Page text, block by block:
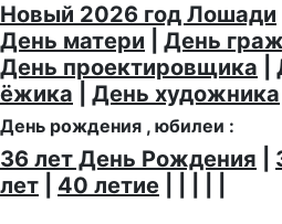
Новый 2026 год Лошади
День матери
День
День проектировщика
ёжика
День художника
День рождения , юбилеи :
36 лет День Рождения
лет
40 летие